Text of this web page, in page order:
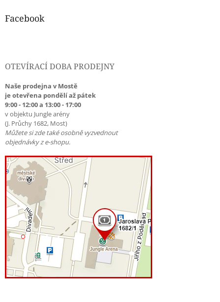
Facebook
OTEVÍRACÍ DOBA PRODEJNY
Naše prodejna v Mostě
je otevřena pondělí až pátek
9:00 - 12:00 a 13:00 - 17:00
v objektu Jungle arény
(J. Průchy 1682, Most)
Můžete si zde také osobně vyzvednout
objednávky z e-shopu.